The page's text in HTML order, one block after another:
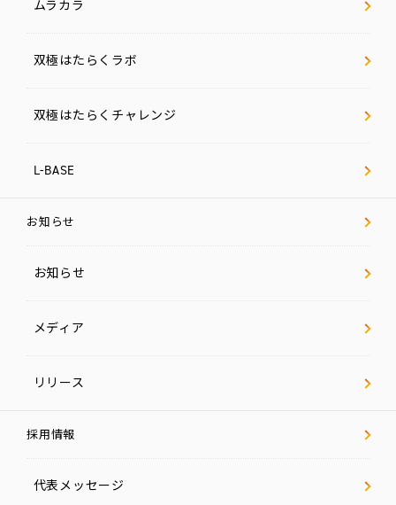
ムラカラ
双極はたらくラボ
双極はたらくチャレンジ
L-BASE
お知らせ
お知らせ
メディア
リリース
採用情報
代表メッセージ